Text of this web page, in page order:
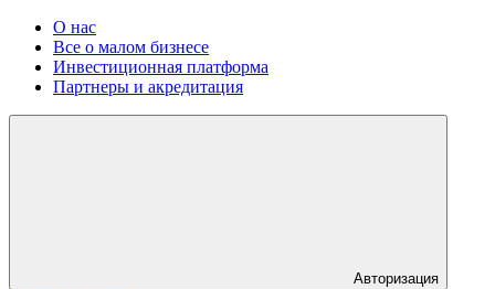
О нас
Все о малом бизнесе
Инвестиционная платформа
Партнеры и акредитация
Авторизация